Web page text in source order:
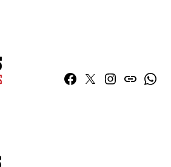
Facebook
TwitterInstagram
issuu